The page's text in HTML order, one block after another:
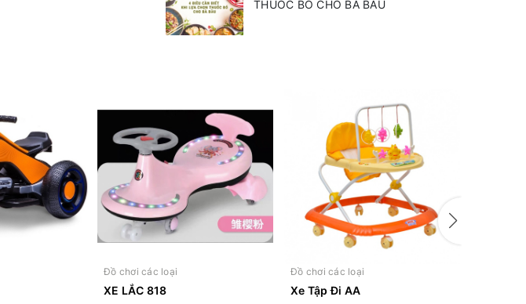
THUỐC BỔ CHO BÀ BẦU
Đồ chơi các loại
XE LẮC 818
Đồ chơi các loại
Xe Tập Đi AA